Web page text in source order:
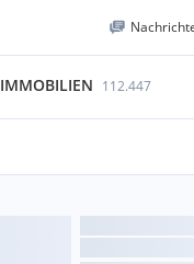
IMMOBILIEN 112.447